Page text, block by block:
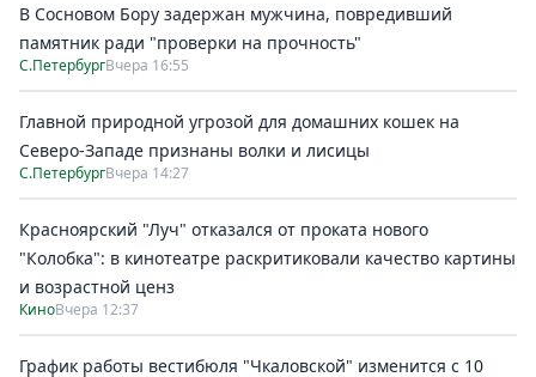
В Сосновом Бору задержан мужчина, повредивший
памятник ради "проверки на прочность"
С.ПетербургВчера 16:55
Главной природной угрозой для домашних кошек на
Северо-Западе признаны волки и лисицы
С.ПетербургВчера 14:27
Красноярский "Луч" отказался от проката нового
"Колобка": в кинотеатре раскритиковали качество картины
и возрастной ценз
КиноВчера 12:37
График работы вестибюля "Чкаловской" изменится с 10